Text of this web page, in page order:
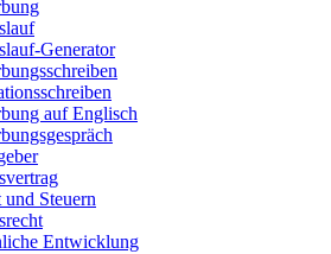
Generator
auf Englisch
und Steuern
Entwicklung